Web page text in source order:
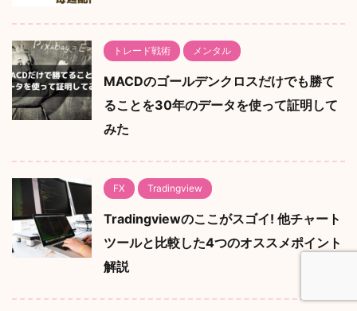
トレード戦術 メンタル
MACDのゴールデンクロスだけでも勝て
ることを30年のデータを使って証明して
みた
FX Tradingview
Tradingviewのここがスゴイ! 他チャート
ツールと比較した4つのオススメポイント
解説